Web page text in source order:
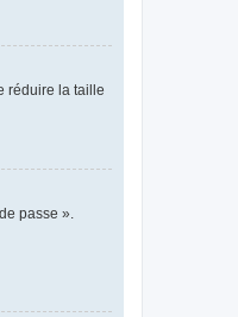
réduire la taille
passe ».